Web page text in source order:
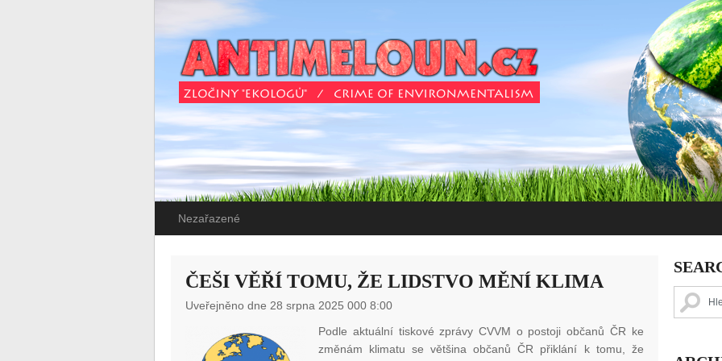
Nezařazené
ČEŠI VĚŘÍ TOMU, ŽE LIDSTVO MĚNÍ KLIMA
Uveřejněno dne 28 srpna 2025 000 8:00
Podle aktuální tiskové zprávy CVVM o postoji občanů ČR ke
změnám klimatu se většina občanů ČR přiklání k tomu, že